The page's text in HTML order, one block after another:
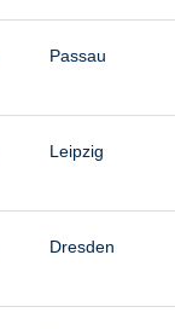
Passau
Leipzig
Dresden